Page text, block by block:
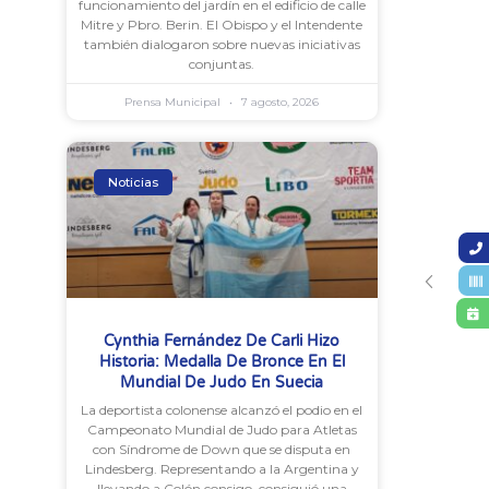
funcionamiento del jardín en el edificio de calle
Mitre y Pbro. Berin. El Obispo y el Intendente
también dialogaron sobre nuevas iniciativas
conjuntas.
Prensa Municipal 7 agosto, 2026
Noticias
Cynthia Fernández De Carli Hizo
Historia: Medalla De Bronce En El
Mundial De Judo En Suecia
La deportista colonense alcanzó el podio en el
Campeonato Mundial de Judo para Atletas
con Síndrome de Down que se disputa en
Lindesberg. Representando a la Argentina y